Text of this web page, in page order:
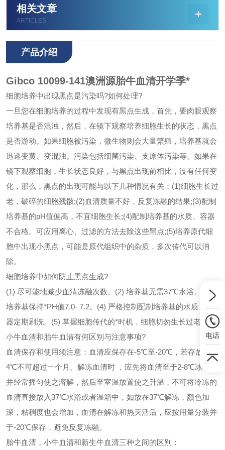
相关文章
ARTICLES
产品介绍
Gibco 10099-141澳洲源胎牛血清开学季*
细胞培养中出现黑点是污染吗?如何处理?
一旦您在细胞培养的过程中发现有黑点生成，首先，要肉眼观察
培养基是否混浊，然后，在镜下观察培养细胞生长的状态，黑点
是否游动。如果细胞被污染，微生物则会大量繁殖，培养基就会
迅速变黄、变混浊。污染包括细菌污染、支原体污染等。 如果在
镜下观察细胞，生长状态良好，与黑点出现前相比，没有任何变
化，那么，黑点的出现可能与以下几种情况有关： (1)细胞生长过
老，破碎的细胞残骸;(2)血清质量不好，反复冻融的结果;(3)配制
培养基的pH值偏高，不宜细胞生长;(4)配制培养基的水质、容器
不合格。可应用离心、过滤的方法去除这些黑点;(5)培养原代细
胞中出现小黑点，可能是原代组织中的杂质，多次传代可以消
除。
细胞培养中如何防止黑点生成?
(1) 尽可能地减少血清冻融次数。 (2) 培养基无需37℃水浴。
(3)
培养基保持*PH值7.0- 7.2。 (4) 严格控制配制培养基的水质，容
器定期刷洗。 (5) 掌握细胞传代的*时机，细胞切勿生长过老。
小牛血清和胎牛血清有何区别与注意事项?
血清保存和使用须注意：血清应保存在-5℃至-20℃，若存放在
4℃不可超过一个月。解冻血清时 ，应先将血清至于2-8℃冰箱，
并经常摇匀使之溶解，然后至室温放置使之升温，不可将冷冻的
血清直接放入37℃水浴或者温箱中，如放在37℃解冻，颜色加
深，粘稠度也会增加，血清在解冻和热灭活后，应按用量分装并
于-20℃保存，避免反复冻融。
胎牛血清，小牛血清和新生牛血清三种之间的区别：
电话